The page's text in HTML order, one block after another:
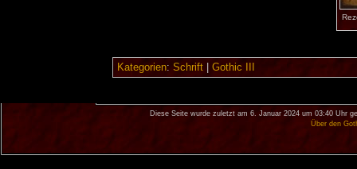
Kategorien: Schrift| Gothic III
Diese Seite wurde zuletzt am 6. Januar 2024 um 03:40 Uhr
Über den